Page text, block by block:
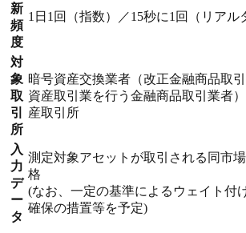
新
頻
度
1日1回（指数）／15秒に1回（リアル
対
象
取
引
所
暗号資産交換業者（改正金融商品取
資産取引業を行う金融商品取引業者
産取引所
入
力
デ
ー
タ
測定対象アセットが取引される同市
格
(なお、一定の基準によるウェイト付
確保の措置等を予定)